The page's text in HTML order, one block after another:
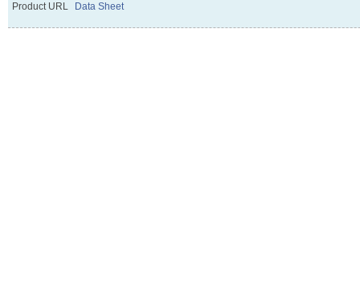
Product URL Data Sheet